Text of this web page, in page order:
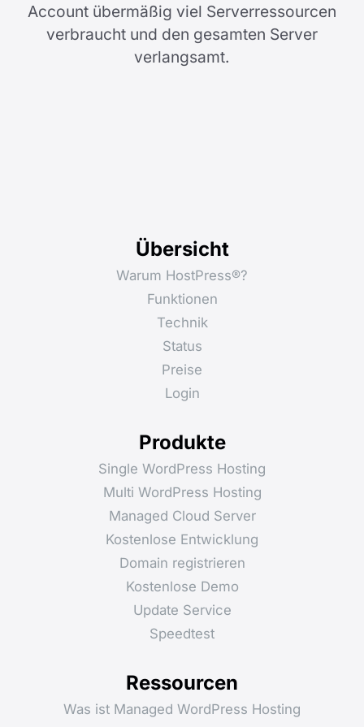
Account übermäßig viel Serverressourcen
verbraucht und den gesamten Server
verlangsamt.
Übersicht
Warum HostPress®?
Funktionen
Technik
Status
Preise
Login
Produkte
Single WordPress Hosting
Multi WordPress Hosting
Managed Cloud Server
Kostenlose Entwicklung
Domain registrieren
Kostenlose Demo
Update Service
Speedtest
Ressourcen
Was ist Managed WordPress Hosting